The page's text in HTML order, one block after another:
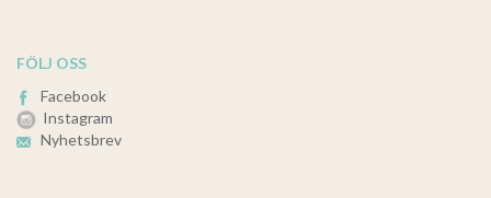
FÖLJ OSS
Facebook
Instagram
Nyhetsbrev